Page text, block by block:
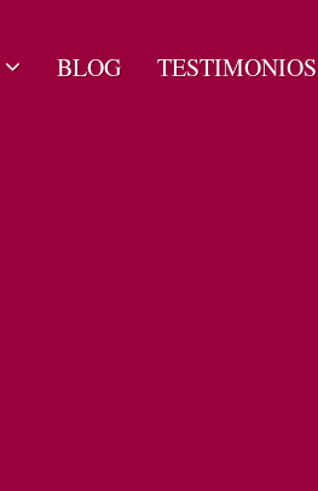
BLOG TESTIMONIOS